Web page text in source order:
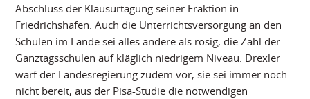
Abschluss der Klausurtagung seiner Fraktion in
Friedrichshafen. Auch die Unterrichtsversorgung an den
Schulen im Lande sei alles andere als rosig, die Zahl der
Ganztagsschulen auf kläglich niedrigem Niveau. Drexler
warf der Landesregierung zudem vor, sie sei immer noch
nicht bereit, aus der Pisa-Studie die notwendigen